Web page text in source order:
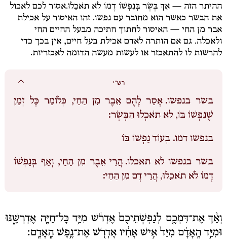
ההיתר הזה — אַךְ בָּשָׂר בְּנַפְשׁוֹ דָמוֹ לֹא תֹאכֵלוּ.אסור לכם לאכול
את הבשר כאשר הוא מחובר עם נפשו. זהו האיסור על אכילת
אבר מן החי — האיסור לחתוך חתיכה מבעל החיים החי
ולאכלה. גם אם הותרה לאדם אכילת בעל חיים, אין בכך כדי
להרשות לו להתאכזר או לעשות מעשה הדומה לאכזריות.
רש"י
בשר בנפשו. אָסַר לָהֶם אֵבֶר מִן הַחַי, כְּלוֹמַר כָּל זְמַן
שֶׁנַּפְשׁוֹ בּוֹ, לֹא תֹאכְלוּ הַבָּשָׂר:
בנפשו דמו. בְעוֹד נַפְשׁוֹ בּוֹ
בשר בנפשו לא תאכלו. הֲרֵי אֵבֶר מִן הַחַי, וְאַף בְּנַפְשׁוֹ
דָמוֹ לֹא תֹאכֵלוּ, הֲרֵי דָם מִן הַחַי:
וְאַ֨ךְ אֶת־דִּמְכֶ֤ם לְנַפְשֹֽׁתֵיכֶם֙ אֶדְרֹ֔שׁ מִיַּ֥ד כָּל־חַיָּ֖ה אֶדְרְשֶׁ֑נּוּ
וּמִיַּ֣ד הָֽאָדָ֗ם מִיַּד֙ אִ֣ישׁ אָחִ֔יו אֶדְרֹ֖שׁ אֶת־נֶ֥פֶשׁ הָֽאָדָֽם׃